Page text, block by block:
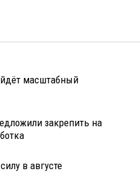
масштабный
закрепить на
в августе